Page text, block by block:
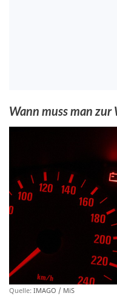
Wann muss man
Quelle: IMAGO / MiS